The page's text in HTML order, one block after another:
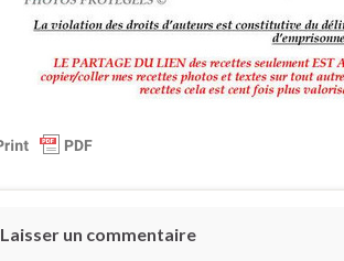
Laisser un commentaire